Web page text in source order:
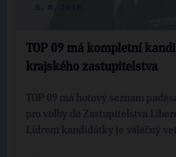
TOP 09 má kompletní
krajského zastupitelstva
TOP 09 má hotový seznam
pro volby do Zastupitelstva
Lídrem kandidátky je válečný